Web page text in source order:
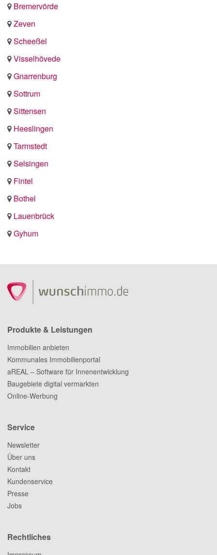
Bremervörde
Zeven
Scheeßel
Visselhövede
Gnarrenburg
Sottrum
Sittensen
Heeslingen
Tarmstedt
Selsingen
Fintel
Bothel
Lauenbrück
Gyhum
Produkte & Leistungen
Immobilien anbieten
Kommunales Immobilienportal
aREAL – Software für Innenentwicklung
Baugebiete digital vermarkten
Online-Werbung
Service
Newsletter
Über uns
Kontakt
Kundenservice
Presse
Jobs
Rechtliches